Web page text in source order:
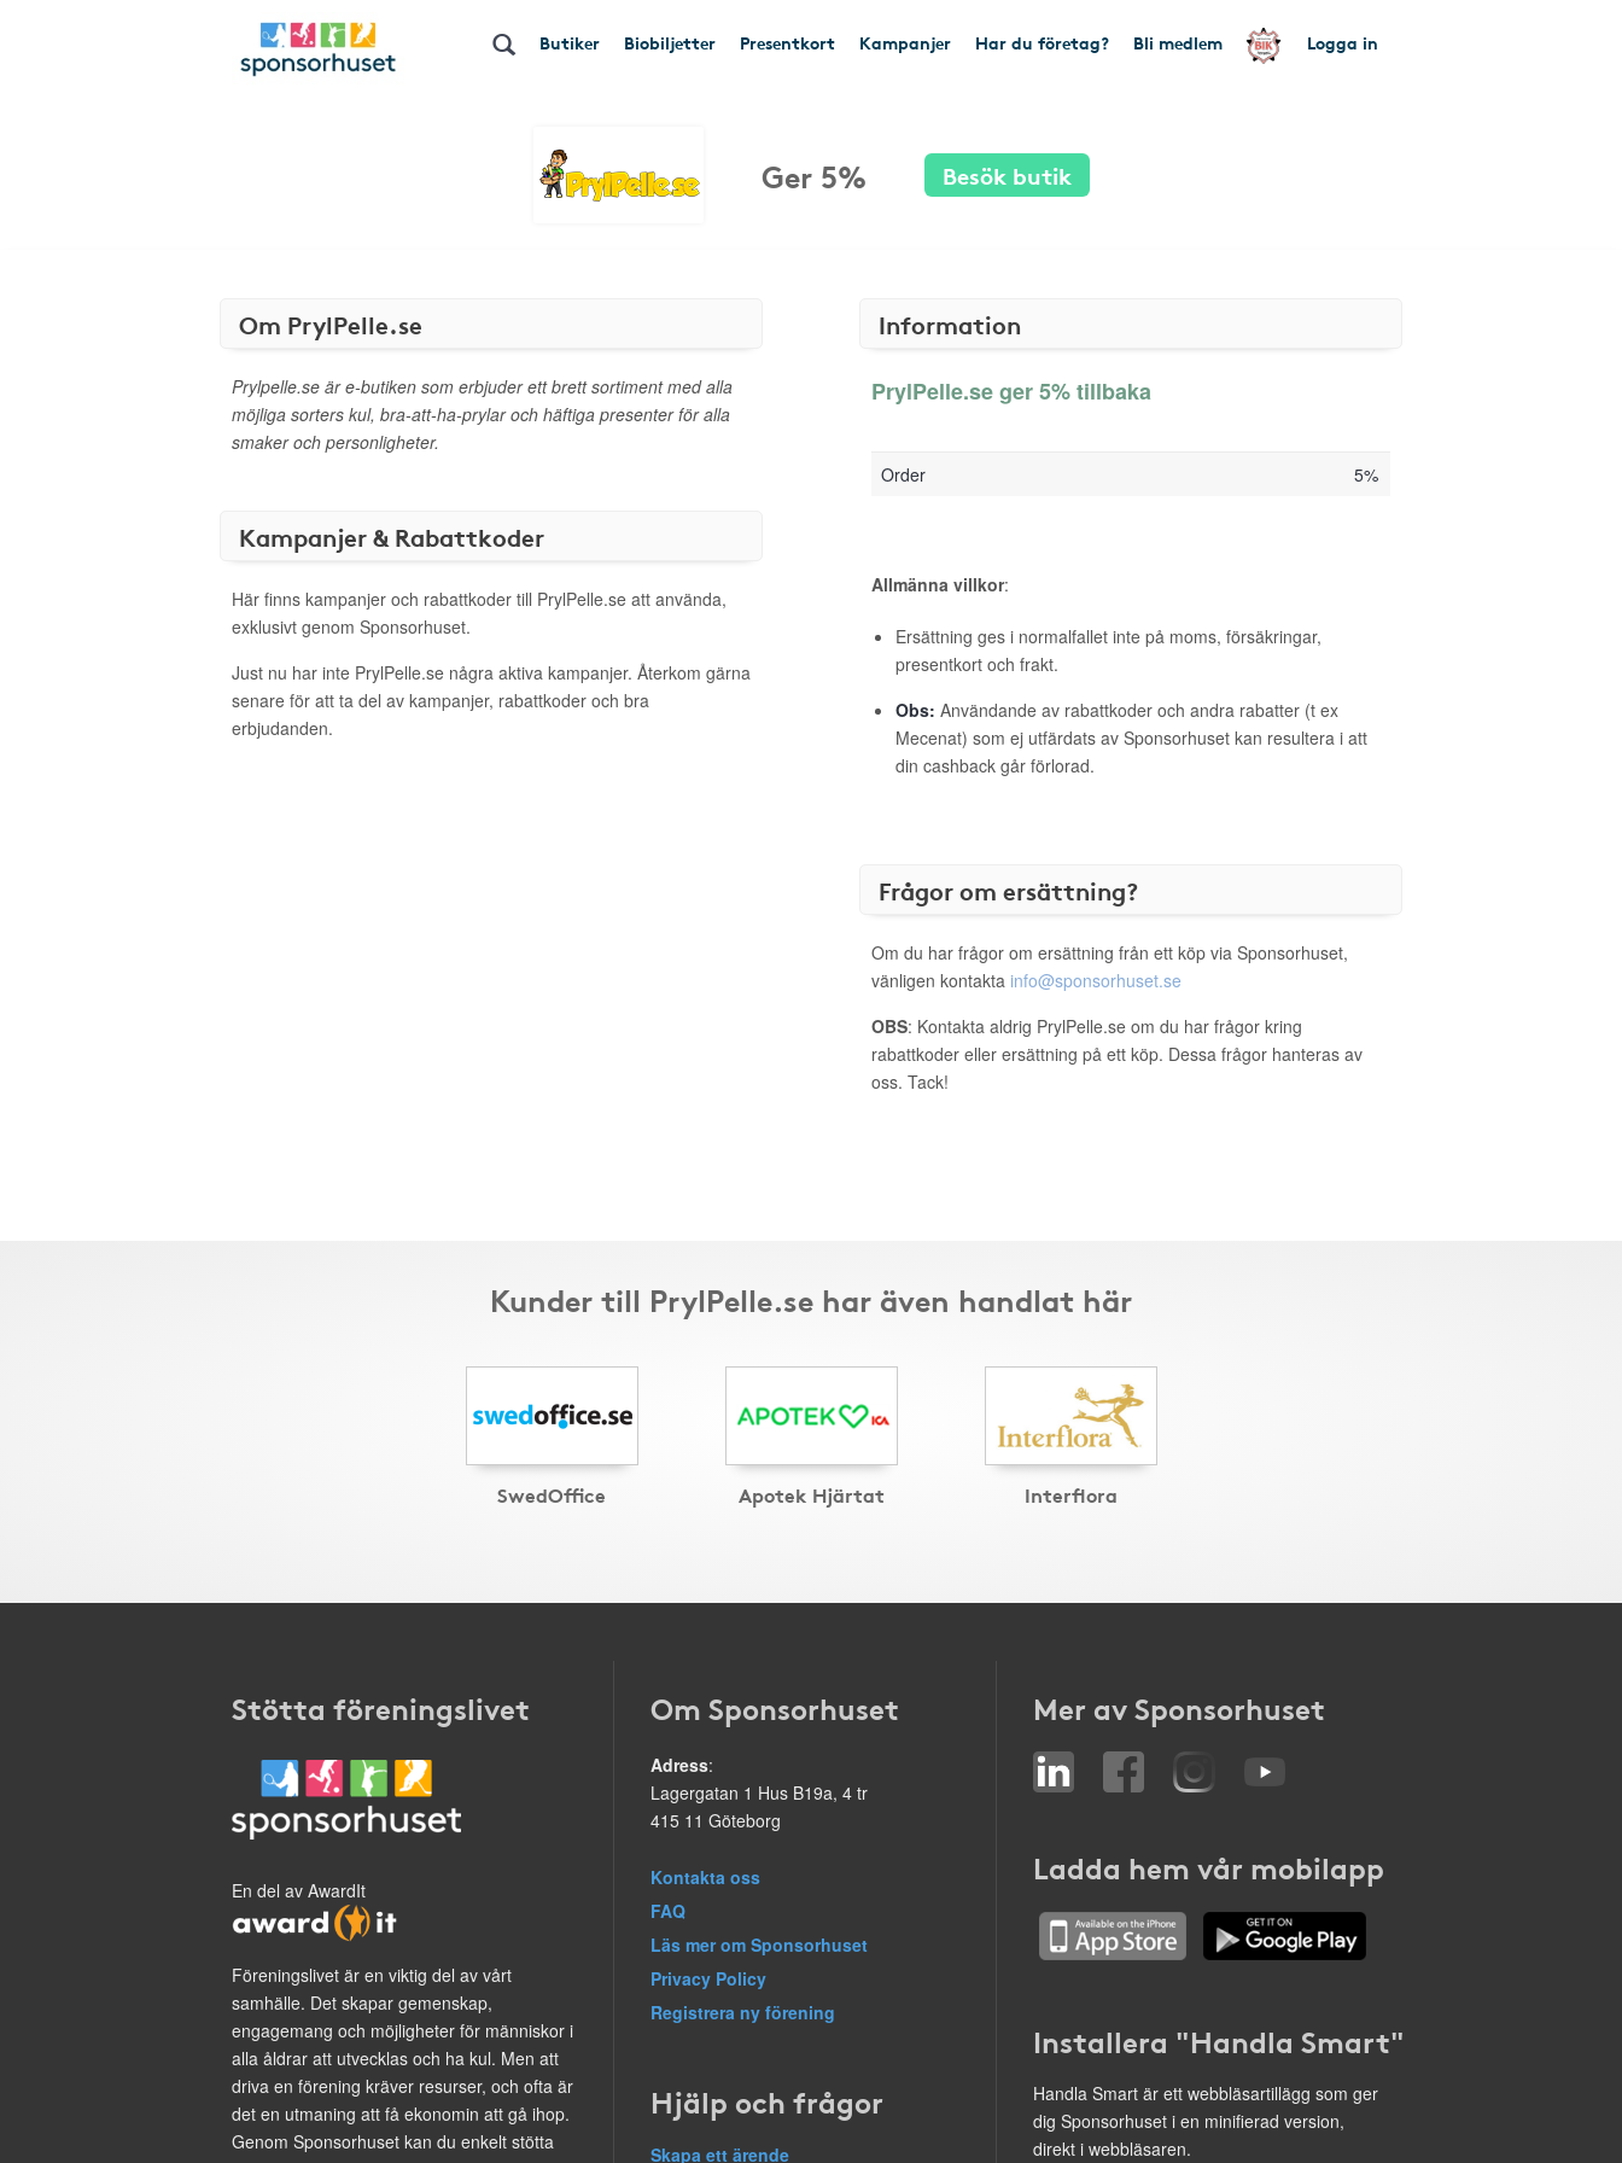
Butiker Biobiljetter Presentkort Kampanjer Har du företag? Bli medlem Logga in
Ger 5% Besök butik
Om PrylPelle.se
Prylpelle.se är e-butiken som erbjuder ett brett sortiment med alla
möjliga sorters kul, bra-att-ha-prylar och häftiga presenter för alla
smaker och personligheter.
Kampanjer & Rabattkoder
Här finns kampanjer och rabattkoder till PrylPelle.se att använda,
exklusivt genom Sponsorhuset.
Just nu har inte PrylPelle.se några aktiva kampanjer. Återkom gärna
senare för att ta del av kampanjer, rabattkoder och bra
erbjudanden.
Information
PrylPelle.se ger 5% tillbaka
Order 5%
Allmänna villkor:
Ersättning ges i normalfallet inte på moms, försäkringar,
presentkort och frakt.
Obs: Användande av rabattkoder och andra rabatter (t ex
Mecenat) som ej utfärdats av Sponsorhuset kan resultera i att
din cashback går förlorad.
Frågor om ersättning?
Om du har frågor om ersättning från ett köp via Sponsorhuset,
vänligen kontakta info@sponsorhuset.se
OBS: Kontakta aldrig PrylPelle.se om du har frågor kring
rabattkoder eller ersättning på ett köp. Dessa frågor hanteras av
oss. Tack!
Kunder till PrylPelle.se har även handlat här
SwedOffice Apotek Hjärtat Interflora
Stötta föreningslivet
En del av AwardIt
Föreningslivet är en viktig del av vårt
samhälle. Det skapar gemenskap,
engagemang och möjligheter för människor i
alla åldrar att utvecklas och ha kul. Men att
driva en förening kräver resurser, och ofta är
det en utmaning att få ekonomin att gå ihop.
Genom Sponsorhuset kan du enkelt stötta
Om Sponsorhuset
Adress:
Lagergatan 1 Hus B19a, 4 tr
415 11 Göteborg
Kontakta oss
FAQ
Läs mer om Sponsorhuset
Privacy Policy
Registrera ny förening
Hjälp och frågor
Skapa ett ärende
Mer av Sponsorhuset
Ladda hem vår mobilapp
Installera "Handla Smart"
Handla Smart är ett webbläsartillägg som ger
dig Sponsorhuset i en minifierad version,
direkt i webbläsaren.